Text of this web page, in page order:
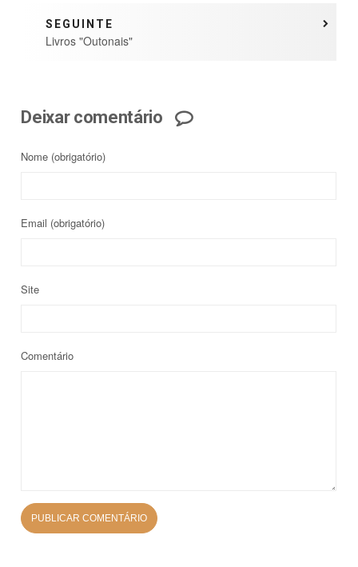
SEGUINTE
Livros "Outonais"
Deixar comentário
Nome (obrigatório)
Email (obrigatório)
Site
Comentário